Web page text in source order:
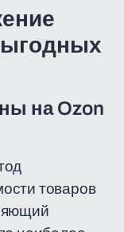
на Ozon
товаров